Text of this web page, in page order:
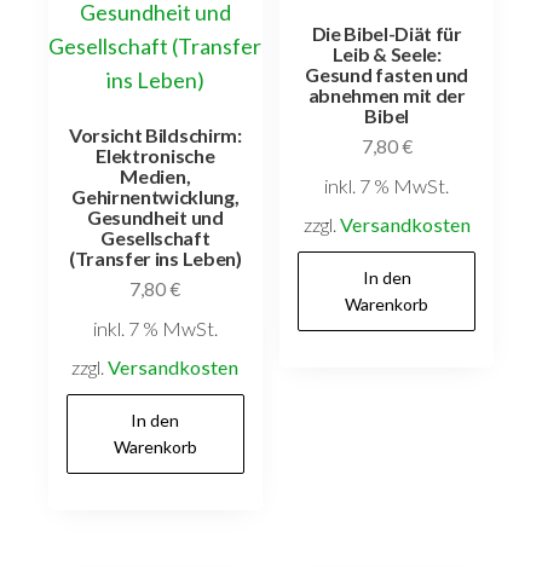
Vorsicht Bildschirm:
Elektronische
Medien,
Gehirnentwicklung,
Gesundheit und
Gesellschaft
(Transfer ins Leben)
7,80€
inkl. 7 % MwSt.
zzgl.Versandkosten
In den
Warenkorb
Die Bibel-Diät für
Leib & Seele:
Gesund fasten und
abnehmen mit der
Bibel
7,80€
inkl. 7 % MwSt.
zzgl. Versandkosten
In den
Warenkorb